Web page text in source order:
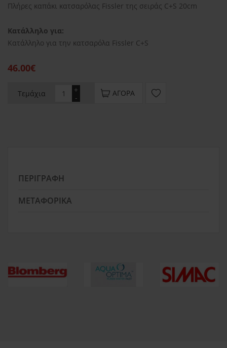
Πλήρες καπάκι κατσαρόλας Fissler της σειράς C+S 20cm
Κατάλληλο για:
Κατάλληλο για την κατσαρόλα Fissler C+S
46.00€
Τεμάχια -
+ ΑΓΟΡΆ
ΠΕΡΙΓΡΑΦΉ
ΜΕΤΑΦΟΡΙΚΆ